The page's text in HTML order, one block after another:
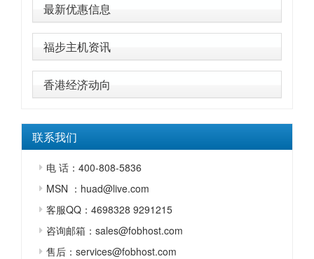
最新优惠信息
福步主机资讯
香港经济动向
联系我们
电 话：400-808-5836
MSN ：huad@live.com
客服QQ：4698328 9291215
咨询邮箱：sales@fobhost.com
售后：services@fobhost.com